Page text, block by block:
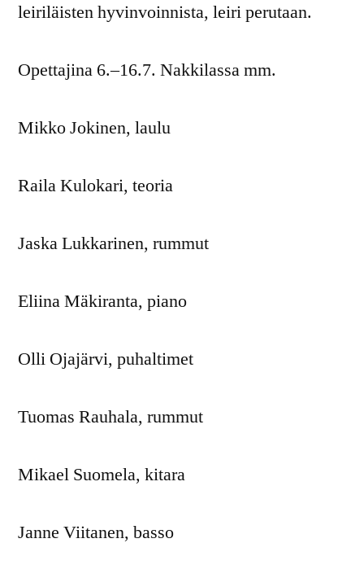
leiriläisten hyvinvoinnista, leiri perutaan.
Opettajina 6.–16.7. Nakkilassa mm.
Mikko Jokinen, laulu
Raila Kulokari, teoria
Jaska Lukkarinen, rummut
Eliina Mäkiranta, piano
Olli Ojajärvi, puhaltimet
Tuomas Rauhala, rummut
Mikael Suomela, kitara
Janne Viitanen, basso